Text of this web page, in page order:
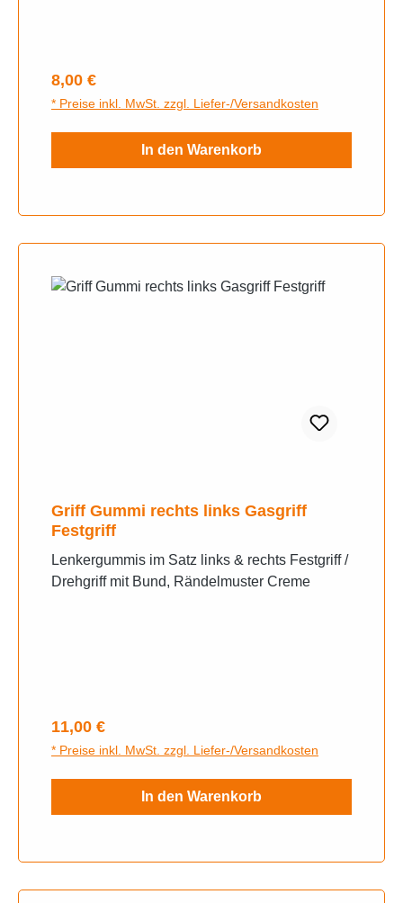
Regulärer Preis:
8,00 €
* Preise inkl. MwSt. zzgl. Liefer-/Versandkosten
In den Warenkorb
Griff Gummi rechts links Gasgriff
Festgriff
Lenkergummis im Satz links & rechts Festgriff /
Drehgriff mit Bund, Rändelmuster Creme
Regulärer Preis:
11,00 €
* Preise inkl. MwSt. zzgl. Liefer-/Versandkosten
In den Warenkorb